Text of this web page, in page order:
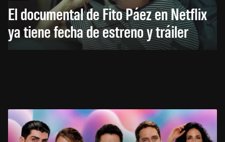
El documental de Fito Páez en Netflix
ya tiene fecha de estreno y tráiler